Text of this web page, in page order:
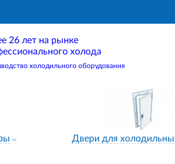
26 лет на рынке
холода
холодильного оборудования
Двери для